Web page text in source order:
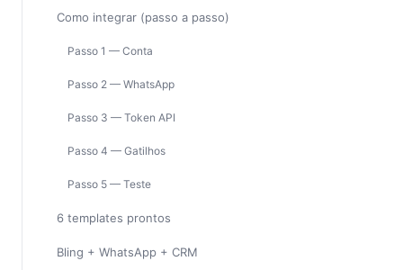
Como integrar (passo a passo)
Passo 1 — Conta
Passo 2 — WhatsApp
Passo 3 — Token API
Passo 4 — Gatilhos
Passo 5 — Teste
6 templates prontos
Bling + WhatsApp + CRM